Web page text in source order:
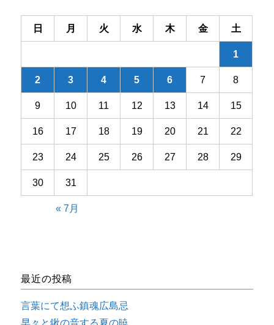
ン日 月 火 水 木 金 土
1
2 3 4 5 6 7 8
9 10 11 12 13 14 15
16 17 18 19 20 21 22
23 24 25 26 27 28 29
30 31
« 7月
最近の投稿
言葉にて想ふ鎮魂広島忌